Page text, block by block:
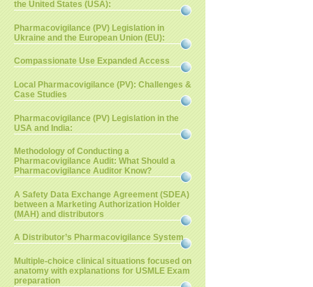
the United States (USA):
Pharmacovigilance (PV) Legislation in
Ukraine and the European Union (EU):
Compassionate Use Expanded Access
Local Pharmacovigilance (PV): Challenges &
Case Studies
Pharmacovigilance (PV) Legislation in the
USA and India:
Methodology of Conducting a
Pharmacovigilance Audit: What Should a
Pharmacovigilance Auditor Know?
A Safety Data Exchange Agreement (SDEA)
between a Marketing Authorization Holder
(MAH) and distributors
A Distributor’s Pharmacovigilance System
Multiple-choice clinical situations focused on
anatomy with explanations for USMLE Exam
preparation